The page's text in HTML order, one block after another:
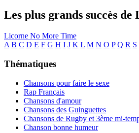
Les plus grands succès de
Licorne No More Time
A B C D E F G H I J K L M N O P Q R S
Thématiques
Chansons pour faire le sexe
Rap Français
Chansons d'amour
Chansons des Guinguettes
Chansons de Rugby et 3ème mi-
Chanson bonne humeur